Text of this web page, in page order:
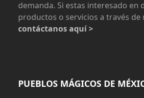
demanda. Si estas interesado en
productos o servicios a través
contáctanos aquí >
PUEBLOS MÁGICOS DE